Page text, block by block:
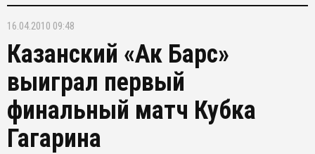
16.04.2010 09:48
Казанский «Ак Барс»
выиграл первый
финальный матч Кубка
Гагарина